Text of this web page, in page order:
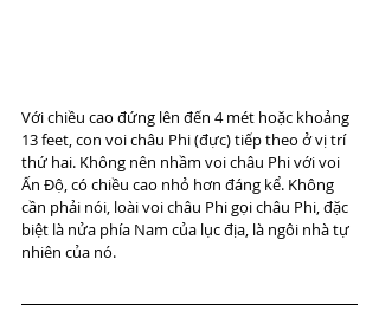
Với chiều cao đứng lên đến 4 mét hoặc khoảng
13 feet, con voi châu Phi (đực) tiếp theo ở vị trí
thứ hai. Không nên nhầm voi châu Phi với voi
Ấn Độ, có chiều cao nhỏ hơn đáng kể. Không
cần phải nói, loài voi châu Phi gọi châu Phi, đặc
biệt là nửa phía Nam của lục địa, là ngôi nhà tự
nhiên của nó.